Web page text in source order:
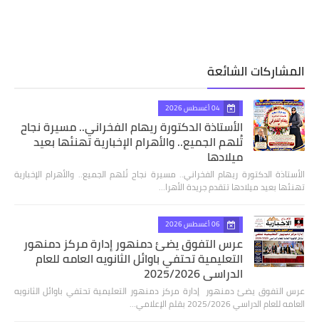
المشاركات الشائعة
04 أغسطس 2026
الأستاذة الدكتورة ريهام الفخراني.. مسيرة نجاح
تُلهم الجميع.. والأهرام الإخبارية تهنئها بعيد
ميلادها
الأستاذة الدكتورة ريهام الفخراني.. مسيرة نجاح تُلهم الجميع.. والأهرام الإخبارية
تهنئها بعيد ميلادها تتقدم جريدة الأهرا…
06 أغسطس 2026
عرس التفوق يضئ دمنهور إدارة مركز دمنهور
التعليمية تحتفي باوائل الثانويه العامه للعام
الدراسي 2025/2026
عرس التفوق يضئ دمنهور إدارة مركز دمنهور التعليمية تحتفي باوائل الثانويه
العامه للعام الدراسي 2025/2026 بقلم الإعلامي…